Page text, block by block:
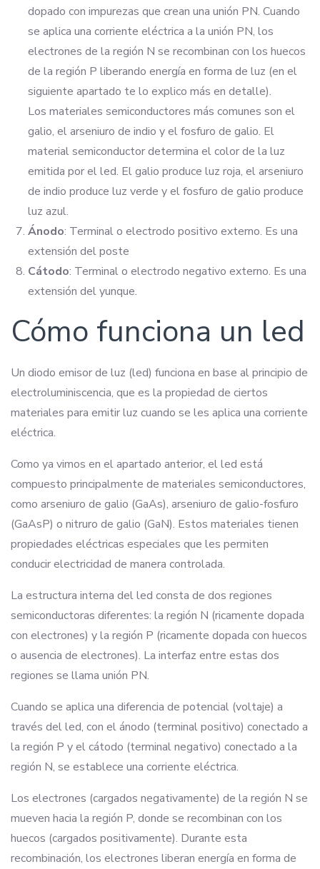
dopado con impurezas que crean una unión PN. Cuando
se aplica una corriente eléctrica a la unión PN, los
electrones de la región N se recombinan con los huecos
de la región P liberando energía en forma de luz (en el
siguiente apartado te lo explico más en detalle).
Los materiales semiconductores más comunes son el
galio, el arseniuro de indio y el fosfuro de galio. El
material semiconductor determina el color de la luz
emitida por el led. El galio produce luz roja, el arseniuro
de indio produce luz verde y el fosfuro de galio produce
luz azul.
Ánodo: Terminal o electrodo positivo externo. Es una
extensión del poste
Cátodo: Terminal o electrodo negativo externo. Es una
extensión del yunque.
Cómo funciona un led
Un diodo emisor de luz (led) funciona en base al principio de
electroluminiscencia, que es la propiedad de ciertos
materiales para emitir luz cuando se les aplica una corriente
eléctrica.
Como ya vimos en el apartado anterior, el led está
compuesto principalmente de materiales semiconductores,
como arseniuro de galio (GaAs), arseniuro de galio-fosfuro
(GaAsP) o nitruro de galio (GaN). Estos materiales tienen
propiedades eléctricas especiales que les permiten
conducir electricidad de manera controlada.
La estructura interna del led consta de dos regiones
semiconductoras diferentes: la región N (ricamente dopada
con electrones) y la región P (ricamente dopada con huecos
o ausencia de electrones). La interfaz entre estas dos
regiones se llama unión PN.
Cuando se aplica una diferencia de potencial (voltaje) a
través del led, con el ánodo (terminal positivo) conectado a
la región P y el cátodo (terminal negativo) conectado a la
región N, se establece una corriente eléctrica.
Los electrones (cargados negativamente) de la región N se
mueven hacia la región P, donde se recombinan con los
huecos (cargados positivamente). Durante esta
recombinación, los electrones liberan energía en forma de